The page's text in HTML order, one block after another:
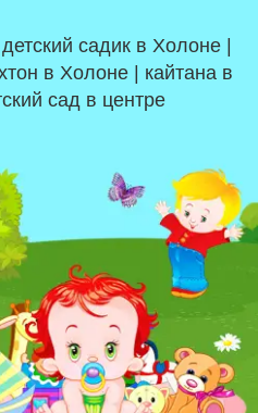
садик в Холоне |
в Холоне | кайтана в
сад в центре